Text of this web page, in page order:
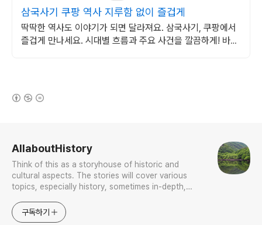
삼국사기 쿠팡 역사 지루함 없이 즐겁게
딱딱한 역사도 이야기가 되면 달라져요. 삼국사기, 쿠팡에서
즐겁게 만나세요. 시대별 흐름과 주요 사건을 깔끔하게! 바쁜
AllaboutHistory
Think of this as a storyhouse of historic and
cultural aspects. The stories will cover various
topics, especially history, sometimes in-depth,
approach will be to resist any common sense or
generalized viewpoint
구독하기